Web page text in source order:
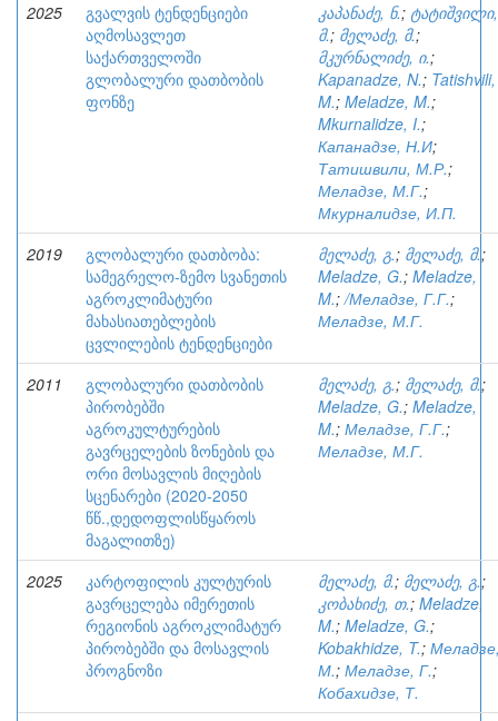
2025
გვალვის ტენდენციები
აღმოსავლეთ
საქართველოში
გლობალური დათბობის
ფონზე
კაპანაძე, ნ.; ტატიშვილი,
მ.; მელაძე, მ.;
მკურნალიძე, ი.;
Kapanadze, N.; Tatishvili,
M.; Meladze, M.;
Mkurnalidze, I.;
Капанадзе, Н.И;
Татишвили, М.Р.;
Меладзе, М.Г.;
Мкурналидзе, И.П.
2019
გლობალური დათბობა:
სამეგრელო-ზემო სვანეთის
აგროკლიმატური
მახასიათებლების
ცვლილების ტენდენციები
მელაძე, გ.; მელაძე, მ.;
Meladze, G.; Meladze,
M.;/Меладзе, Г.Г.;
Меладзе, М.Г.
2011
გლობალური დათბობის
პირობებში
აგროკულტურების
გავრცელების ზონების და
ორი მოსავლის მიღების
სცენარები (2020-2050
წწ.,დედოფლისწყაროს
მაგალითზე)
მელაძე, გ.; მელაძე, მ.;
Meladze, G.; Meladze,
M.; Меладзе, Г.Г.;
Меладзе, М.Г.
2025
კარტოფილის კულტურის
გავრცელება იმერეთის
რეგიონის აგროკლიმატურ
პირობებში და მოსავლის
პროგნოზი
მელაძე, მ.; მელაძე, გ.;
კობახიძე, თ.; Meladze,
M.; Meladze, G.;
Kobakhidze, T.;
М.; Меладзе, Г.;
Кобахидзе, Т.